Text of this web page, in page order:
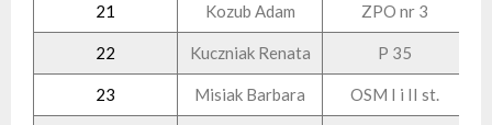
21 Kozub Adam ZPO nr 3
22 Kuczniak Renata P 35
23 Misiak Barbara OSM I i II st.